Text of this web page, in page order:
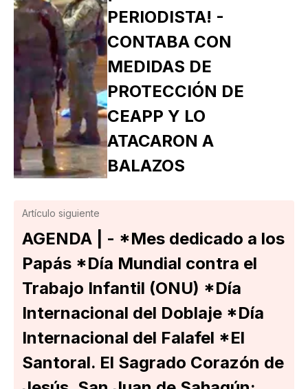
PERIODISTA! -
CONTABA CON
MEDIDAS DE
PROTECCIÓN DE
CEAPP Y LO
ATACARON A
BALAZOS
Artículo siguiente
AGENDA | - *Mes dedicado a los
Papás *Día Mundial contra el
Trabajo Infantil (ONU) *Día
Internacional del Doblaje *Día
Internacional del Falafel *El
Santoral. El Sagrado Corazón de